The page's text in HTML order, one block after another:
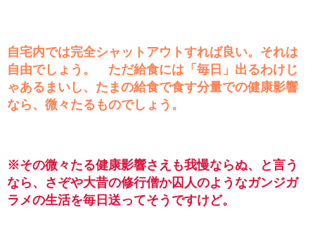
自宅内では完全シャットアウトすれば良い。それは
自由でしょう。 ただ給食には「毎日」出るわけじ
ゃあるまいし、たまの給食で食す分量での健康影響
なら、微々たるものでしょう。
※その微々たる健康影響さえも我慢ならぬ、と言う
なら、さぞや大昔の修行僧か囚人のようなガンジガ
ラメの生活を毎日送ってそうですけど。